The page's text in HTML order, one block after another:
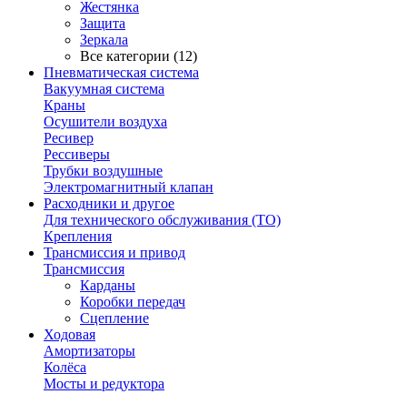
Жестянка
Защита
Зеркала
Все категории (12)
Пневматическая система
Вакуумная система
Краны
Осушители воздуха
Ресивер
Рессиверы
Трубки воздушные
Электромагнитный клапан
Расходники и другое
Для технического обслуживания (ТО)
Крепления
Трансмиссия и привод
Трансмиссия
Карданы
Коробки передач
Сцепление
Ходовая
Амортизаторы
Колёса
Мосты и редуктора